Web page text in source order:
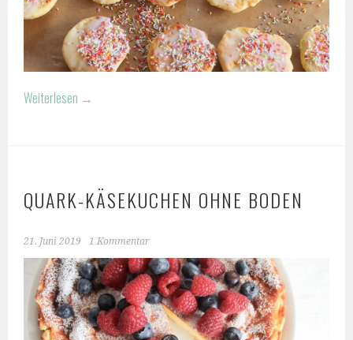
Weiterlesen →
QUARK-KÄSEKUCHEN OHNE BODEN
21. Juni 2019 1 Kommentar